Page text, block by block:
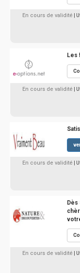
En cours de validité |
Les
En cours de validité |
En cours de validité |
En cours de validité |